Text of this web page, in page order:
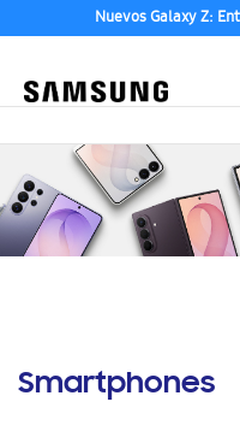
Nuevos Galaxy Z:
Smartphones